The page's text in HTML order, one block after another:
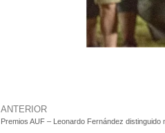
ANTERIOR
Premios AUF – Leonardo Fernández distinguido